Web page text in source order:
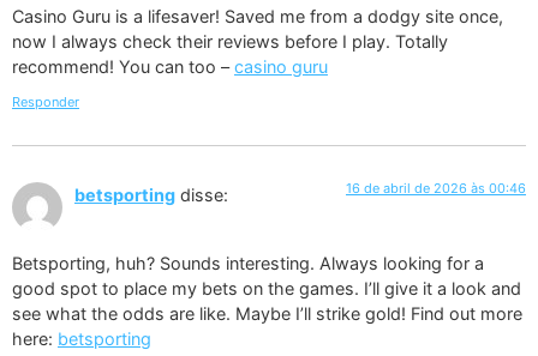
Casino Guru is a lifesaver! Saved me from a dodgy site once,
now I always check their reviews before I play. Totally
recommend! You can too –casino guru
Responder
betsporting disse: 16 de abril de 2026 às 00:46
Betsporting, huh? Sounds interesting. Always looking for a
good spot to place my bets on the games. I’ll give it a look and
see what the odds are like. Maybe I’ll strike gold! Find out more
here: betsporting